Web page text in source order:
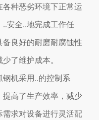
种恶劣环境下正常运
安全..地完成工作任
良好的耐磨耐腐蚀性
了维护成本。
机采用..的控制系
高了生产效率，减少
需求对设备进行灵活配